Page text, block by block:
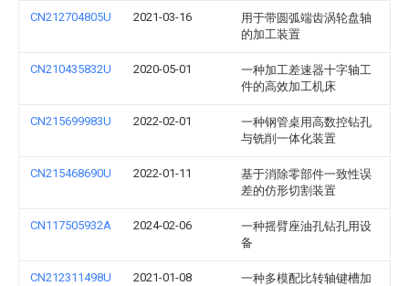
CN212704805U 2021-03-16
用于带圆弧端齿涡轮盘轴
的加工装置
CN210435832U 2020-05-01
一种加工差速器十字轴工
件的高效加工机床
CN215699983U 2022-02-01
一种钢管桌用高数控钻孔
与铣削一体化装置
CN215468690U 2022-01-11
基于消除零部件一致性误
差的仿形切割装置
CN117505932A 2024-02-06
一种摇臂座油孔钻孔用设
备
CN212311498U 2021-01-08
一种多模配比转轴键槽加